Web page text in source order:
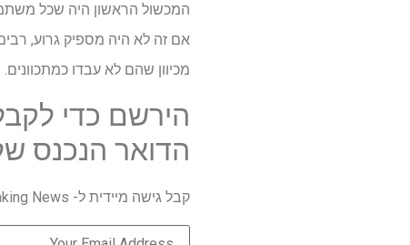
מכיוון שהם לא עבדו כמתכוונים.
הירשם כדי
הדואר הנכנס
קבל גישה מיידית ל- Breaking News, הביקורות החמות ביותר, מבצעים מעולים וטיפים מועילים.